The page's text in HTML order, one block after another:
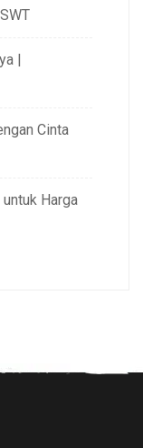
|
Cinta
Harga